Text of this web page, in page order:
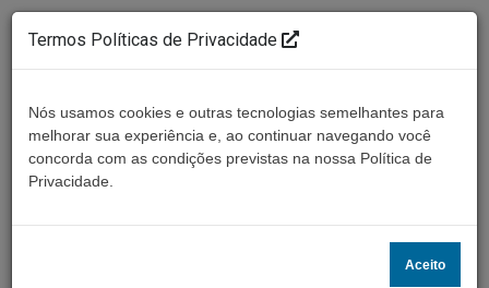
Termos Políticas de Privacidade
Nós usamos cookies e outras tecnologias semelhantes para
melhorar sua experiência e, ao continuar navegando você
concorda com as condições previstas na nossa Política de
Privacidade.
Aceito